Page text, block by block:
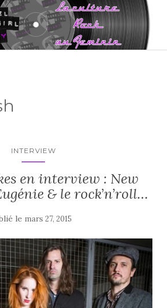
INTERVIEW
en interview : New
& le rock’n’roll…
le mars 27, 2015